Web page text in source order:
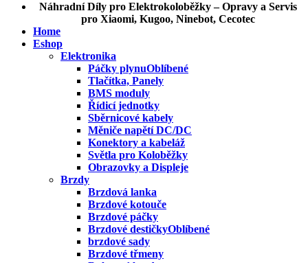
Náhradní Díly pro Elektrokoloběžky – Opravy a Servis
pro Xiaomi, Kugoo, Ninebot, Cecotec
Home
Eshop
Elektronika
Páčky plynu
Tlačítka, Panely
BMS moduly
Řídicí jednotky
Sběrnicové kabely
Měniče napětí DC/DC
Konektory a kabeláž
Světla pro Koloběžky
Obrazovky a Displeje
Brzdy
Brzdová lanka
Brzdové kotouče
Brzdové páčky
Brzdové destičky
brzdové sady
Brzdové třmeny